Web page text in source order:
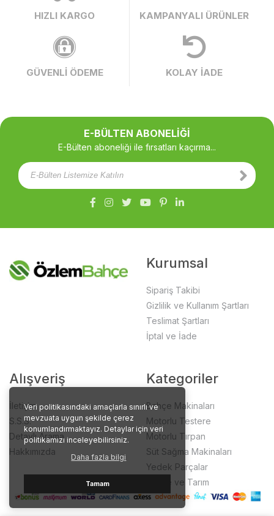
Veri politikasındaki amaçlarla sınırlı ve
mevzuata uygun şekilde çerez
konumlandırmaktayız. Detaylar için veri
politikamızı inceleyebilirsiniz.
Daha fazla bilgi
Tamam
HIZLI KARGO KAMPANYALI ÜRÜNLER
GÜVENLİ ÖDEME KOLAY İADE
E-BÜLTEN ABONELİĞİ
E-Bülten aboneliği ile fırsatları kaçırma...
Kurumsal
Sipariş Takibi
Gizlilik ve Kullanım Şartları
Teslimat Şartları
İptal ve İade
Alışveriş
İletişim
S.S.S.
Detaylı Arama
Hakkımızda
Kategoriler
Bahçe Makinaları
Motorlu Testere
Motorlu Tırpan
Süt Sağma Makinaları
Yedek Parçalar
Bahçe ve Tarım